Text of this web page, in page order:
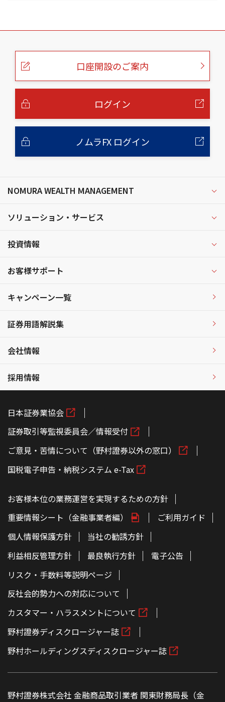
こ
口座開設のご案内
ログイン
ノムラFX ログイン
NOMURA WEALTH MANAGEMENT
ソリューション・サービス
投資情報
お客様サポート
キャンペーン一覧
証券用語解説集
会社情報
採用情報
日本証券業協会
証券取引等監視委員会／情報受付
ご意見・苦情について（野村證券以外の窓口）
国税電子申告・納税システム e-Tax
お客様本位の業務運営を実現するための方針
重要情報シート（金融事業者編）
ご利用ガイド
個人情報保護方針
当社の勧誘方針
利益相反管理方針
最良執行方針
電子公告
リスク・手数料等説明ページ
反社会的勢力への対応について
カスタマー・ハラスメントについて
野村證券ディスクロージャー誌
野村ホールディングスディスクロージャー誌
野村證券株式会社 金融商品取引業者 関東財務局長（金